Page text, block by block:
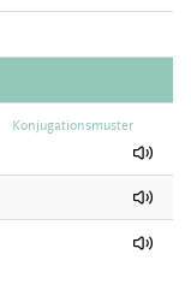
Konjugationsmuster